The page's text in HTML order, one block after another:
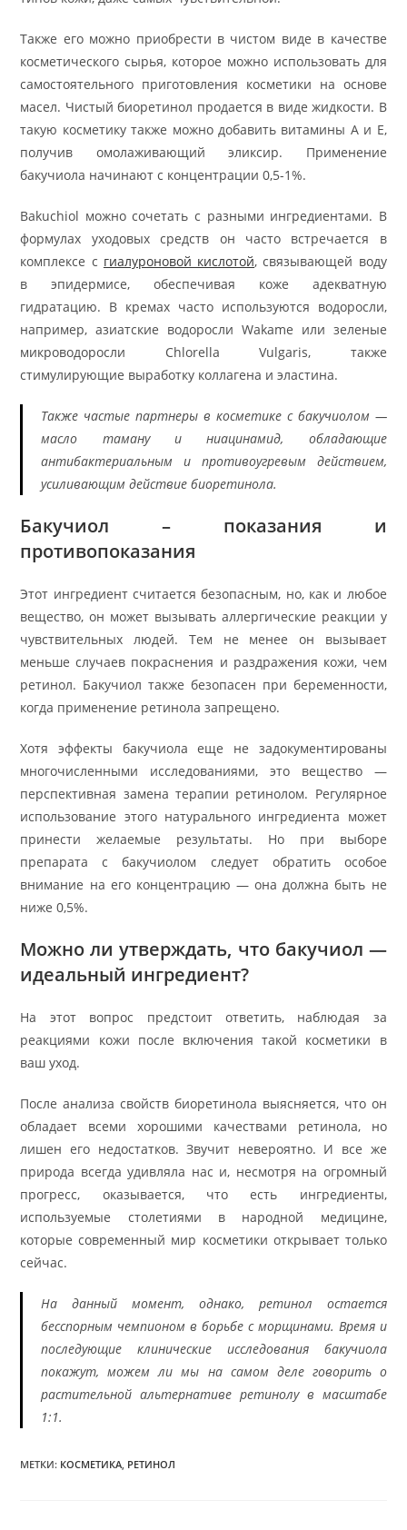
Также его можно приобрести в чистом виде в качестве
косметического сырья, которое можно использовать для
самостоятельного приготовления косметики на основе
масел. Чистый биоретинол продается в виде жидкости. В
такую косметику также можно добавить витамины А и Е,
получив омолаживающий эликсир. Применение
бакучиола начинают с концентрации 0,5-1%.
Bakuchiol можно сочетать с разными ингредиентами. В
формулах уходовых средств он часто встречается в
комплексе с гиалуроновой кислотой, связывающей воду
в эпидермисе, обеспечивая коже адекватную
гидратацию. В кремах часто используются водоросли,
например, азиатские водоросли Wakame или зеленые
микроводоросли Chlorella Vulgaris, также
стимулирующие выработку коллагена и эластина.
Также частые партнеры в косметике с бакучиолом —
масло таману и ниацинамид, обладающие
антибактериальным и противоугревым действием,
усиливающим действие биоретинола.
Бакучиол – показания и
противопоказания
Этот ингредиент считается безопасным, но, как и любое
вещество, он может вызывать аллергические реакции у
чувствительных людей. Тем не менее он вызывает
меньше случаев покраснения и раздражения кожи, чем
ретинол. Бакучиол также безопасен при беременности,
когда применение ретинола запрещено.
Хотя эффекты бакучиола еще не задокументированы
многочисленными исследованиями, это вещество —
перспективная замена терапии ретинолом. Регулярное
использование этого натурального ингредиента может
принести желаемые результаты. Но при выборе
препарата с бакучиолом следует обратить особое
внимание на его концентрацию — она должна быть не
ниже 0,5%.
Можно ли утверждать, что бакучиол —
идеальный ингредиент?
На этот вопрос предстоит ответить, наблюдая за
реакциями кожи после включения такой косметики в
ваш уход.
После анализа свойств биоретинола выясняется, что он
обладает всеми хорошими качествами ретинола, но
лишен его недостатков. Звучит невероятно. И все же
природа всегда удивляла нас и, несмотря на огромный
прогресс, оказывается, что есть ингредиенты,
используемые столетиями в народной медицине,
которые современный мир косметики открывает только
сейчас.
На данный момент, однако, ретинол остается
бесспорным чемпионом в борьбе с морщинами. Время и
последующие клинические исследования бакучиола
покажут, можем ли мы на самом деле говорить о
растительной альтернативе ретинолу в масштабе
1:1.
МЕТКИ: КОСМЕТИКА, РЕТИНОЛ